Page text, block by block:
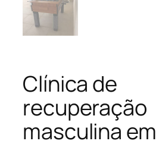
Clínica de
recuperação
masculina em